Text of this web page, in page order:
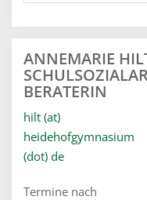
ANNEMARIE
BERATERIN
hilt (at)
heidehofgymnasium
(dot) de
Termine nach